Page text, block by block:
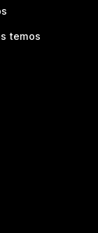
temos